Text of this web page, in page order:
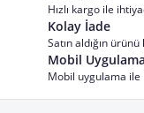
Hızlı kargo ile
Kolay İade
Satın aldığın
Mobil Uygulama
Mobil uygulama